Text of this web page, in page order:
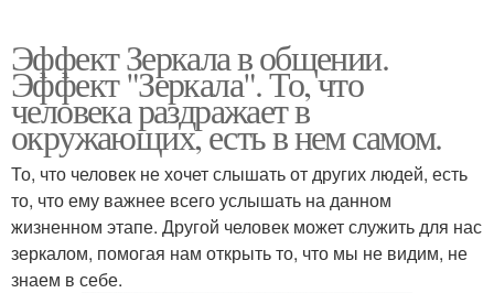
Эффект Зеркала в общении.
Эффект "Зеркала". То, что
человека раздражает в
окружающих, есть в нем самом.
То, что человек не хочет слышать от других людей, есть
то, что ему важнее всего услышать на данном
жизненном этапе. Другой человек может служить для нас
зеркалом, помогая нам открыть то, что мы не видим, не
знаем в себе.